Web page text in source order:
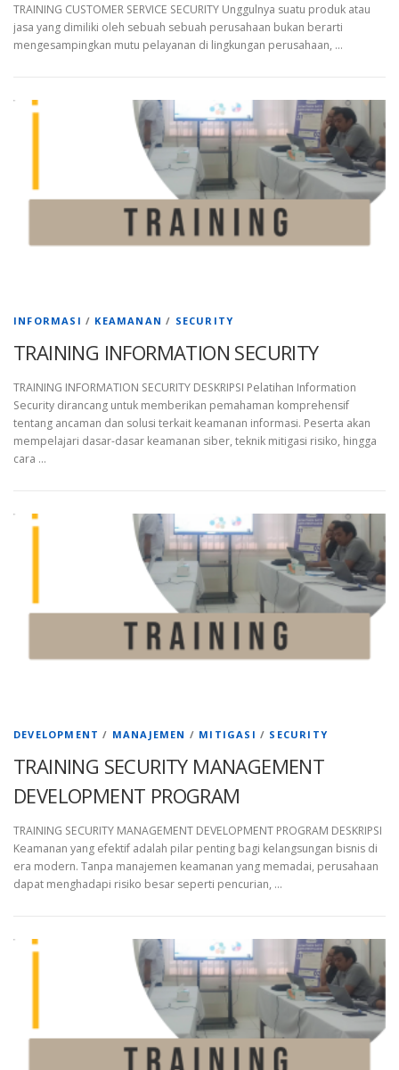
TRAINING CUSTOMER SERVICE SECURITY Unggulnya suatu produk atau
jasa yang dimiliki oleh sebuah sebuah perusahaan bukan berarti
mengesampingkan mutu pelayanan di lingkungan perusahaan, …
INFORMASI / KEAMANAN / SECURITY
TRAINING INFORMATION SECURITY
TRAINING INFORMATION SECURITY DESKRIPSI Pelatihan Information
Security dirancang untuk memberikan pemahaman komprehensif
tentang ancaman dan solusi terkait keamanan informasi. Peserta akan
mempelajari dasar-dasar keamanan siber, teknik mitigasi risiko, hingga
cara …
DEVELOPMENT / MANAJEMEN / MITIGASI / SECURITY
TRAINING SECURITY MANAGEMENT
DEVELOPMENT PROGRAM
TRAINING SECURITY MANAGEMENT DEVELOPMENT PROGRAM DESKRIPSI
Keamanan yang efektif adalah pilar penting bagi kelangsungan bisnis di
era modern. Tanpa manajemen keamanan yang memadai, perusahaan
dapat menghadapi risiko besar seperti pencurian, …